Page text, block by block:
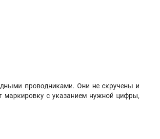
проводниками. Они не скручены и
маркировку с указанием нужной цифры,